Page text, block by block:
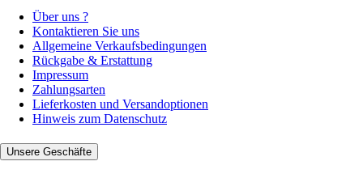
Über uns ?
Kontaktieren Sie uns
Allgemeine Verkaufsbedingungen
Rückgabe & Erstattung
Impressum
Zahlungsarten
Lieferkosten und Versandoptionen
Hinweis zum Datenschutz
Unsere Geschäfte